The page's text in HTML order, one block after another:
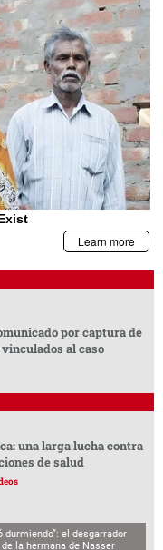
por captura de
al caso
una larga lucha contra
de salud
durmiendo”: el desgarrador
la hermana de Nasser